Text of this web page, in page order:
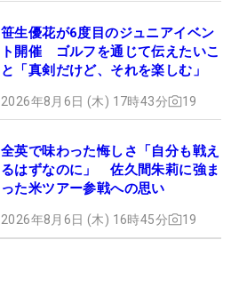
笹生優花が6度目のジュニアイベン
ト開催 ゴルフを通じて伝えたいこ
と「真剣だけど、それを楽しむ」
2026年8月6日 (木) 17時43分 19
全英で味わった悔しさ「自分も戦え
るはずなのに」 佐久間朱莉に強ま
った米ツアー参戦への思い
2026年8月6日 (木) 16時45分 19